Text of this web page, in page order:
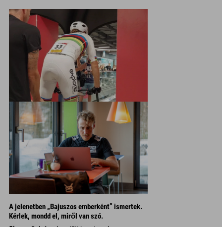
A jelenetben „Bajuszos emberként” ismertek.
Kérlek, mondd el, miről van szó.